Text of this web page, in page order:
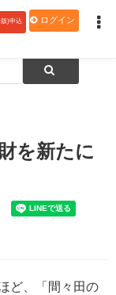
)申込 ログイン
化財を新たに３件指定
を新たに
ど、「間々田の